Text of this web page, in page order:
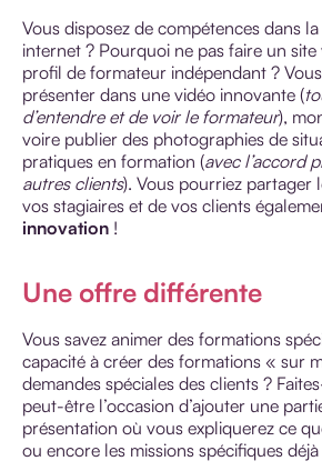
Vous disposez de compétences dans
internet ? Pourquoi ne pas faire un
profil de formateur indépendant ?
présenter dans une vidéo innovante (
d’entendre et de voir le formateur),
voire publier des photographies de
pratiques en formation (avec l’accord
autres clients). Vous pourriez partager
vos stagiaires et de vos clients
innovation !
Une offre différente
Vous savez animer des formations
capacité à créer des formations « sur
demandes spéciales des clients ?
peut-être l’occasion d’ajouter une
présentation où vous expliquerez ce
ou encore les missions spécifiques déjà